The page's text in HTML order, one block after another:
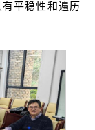
平稳性和遍历